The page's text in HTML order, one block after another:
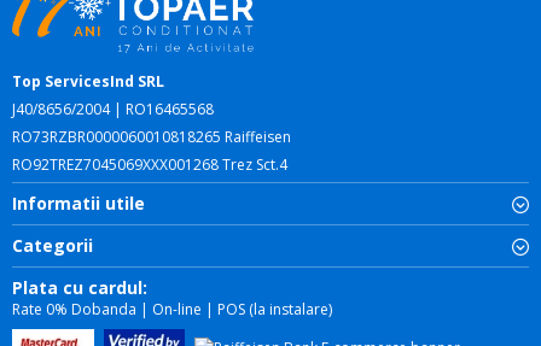
Top ServicesInd SRL
J40/8656/2004 | RO16465568
RO73RZBR0000060010818265 Raiffeisen
RO92TREZ7045069XXX001268 Trez Sct.4
Informatii utile
Categorii
Plata cu cardul:
Rate 0% Dobanda | On-line | POS (la instalare)